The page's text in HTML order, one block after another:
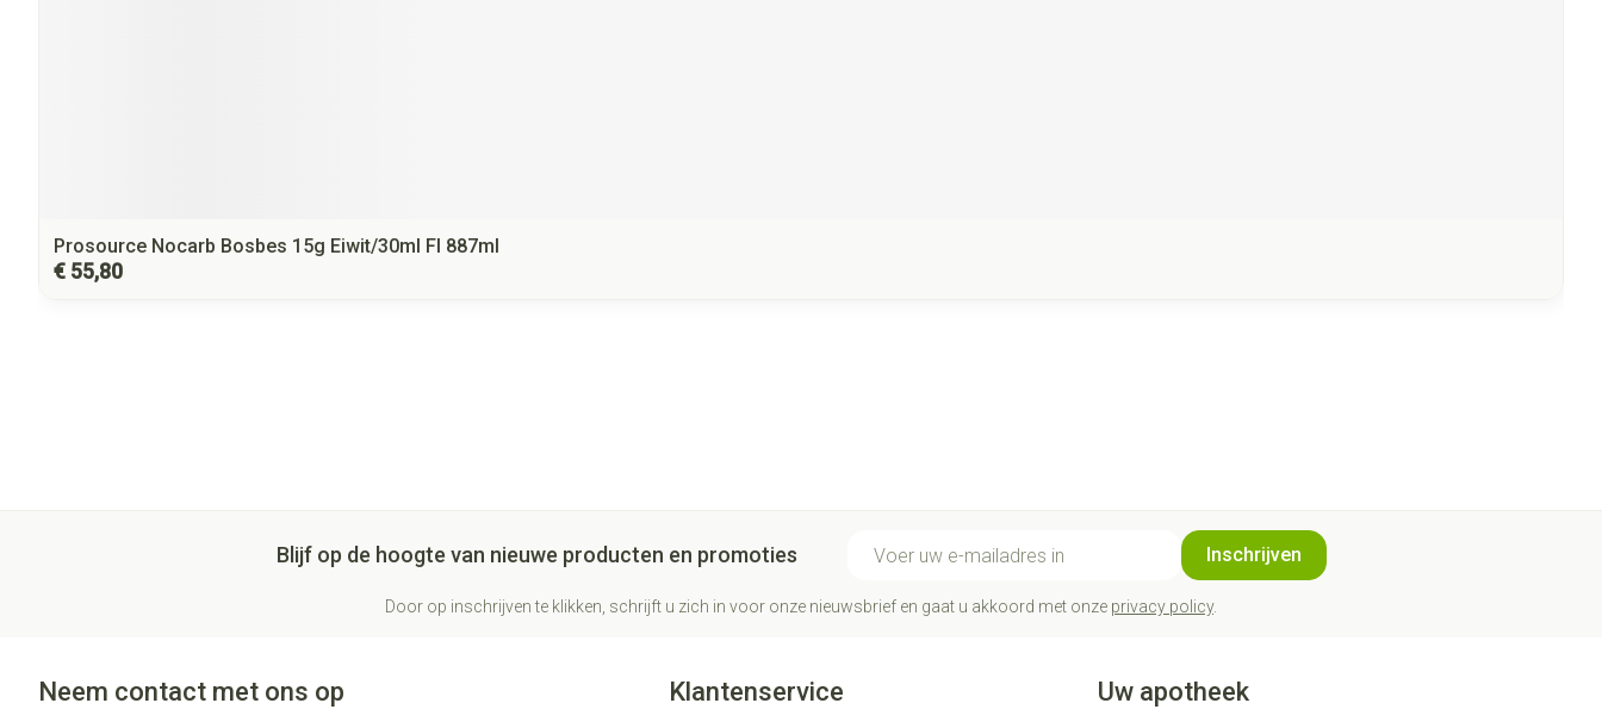
Prosource Nocarb Bosbes 15g Eiwit/30ml Fl 887ml
€ 55,80
Blijf op de hoogte van nieuwe producten en promoties Inschrijven
Door op inschrijven te klikken, schrijft u zich in voor onze nieuwsbrief en gaat u akkoord met onze privacy policy.
Neem contact met ons op Klantenservice Uw apotheek